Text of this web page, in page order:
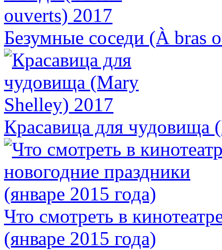
Безумные соседи (À bras
Красавица для чудовища
Что смотреть в
(январе 2015 года)